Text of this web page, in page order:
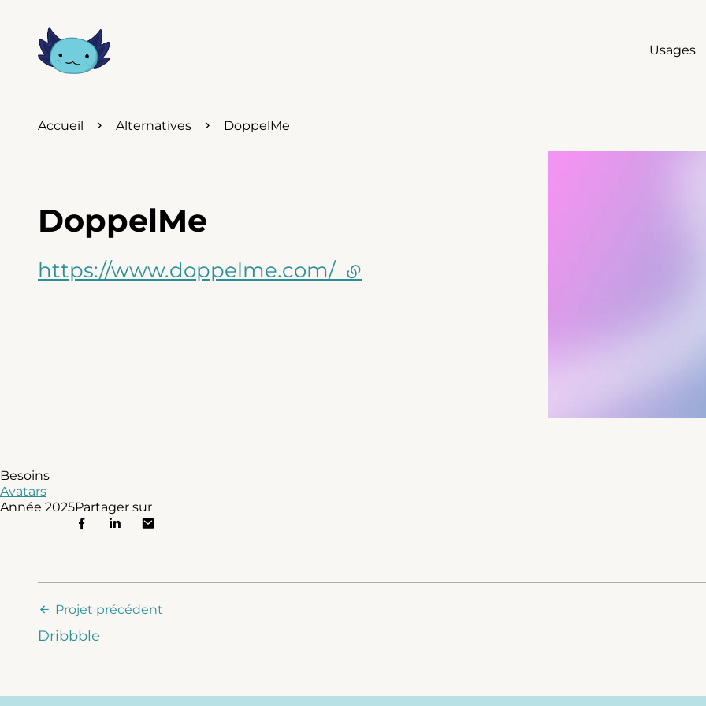
Usages
Accueil Alternatives DoppelMe
DoppelMe
https://www.doppelme.com/ (lien externe)
Besoins
Avatars
Année 2025Partager sur
Projet précédent
Dribbble